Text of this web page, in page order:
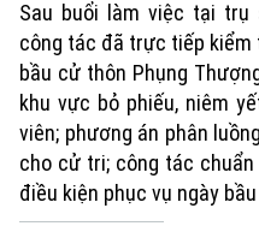
Sau buổi làm việc tại trụ
công tác đã trực tiếp
bầu cử thôn Phụng
khu vực bỏ phiếu, niêm
viên; phương án phân
cho cử tri; công tác
điều kiện phục vụ ngày